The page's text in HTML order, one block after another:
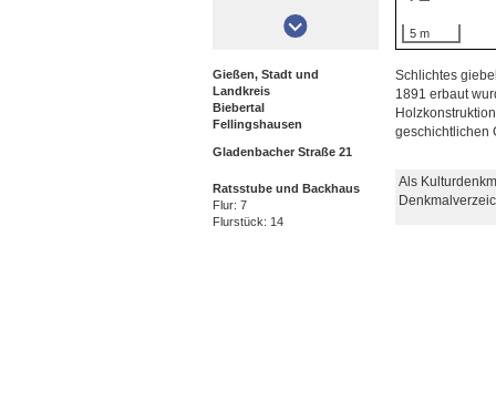
5 m
Gießen, Stadt und
Landkreis
Biebertal
Fellingshausen
Gladenbacher Straße 21
Ratsstube und Backhaus
Flur: 7
Flurstück: 14
Schlichtes
1891 erbaut
geschichtlichen
Als